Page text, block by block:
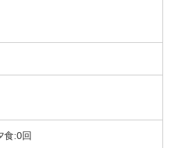
食:0回